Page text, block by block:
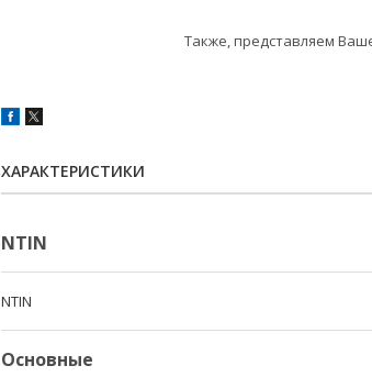
Также, представляем
ХАРАКТЕРИСТИКИ
NTIN
NTIN
Основные